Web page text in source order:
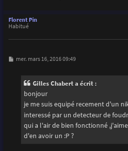
Florent Pin
Habitué
M
mer. mars 16, 2016 09:49
Gilles Chabert a écrit :
bonjour
je me suis equipé recement d'un
interessé par un detecteur de
qui a l'air de bien fonctionné
d'en avoir un :P ?